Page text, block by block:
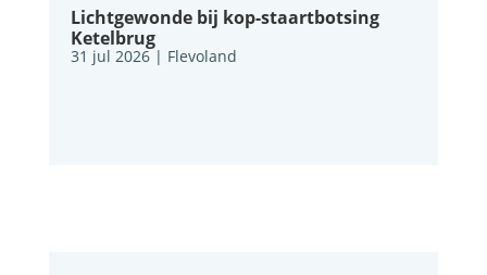
Lichtgewonde bij kop-staartbotsing
Ketelbrug
31 jul 2026| Flevoland